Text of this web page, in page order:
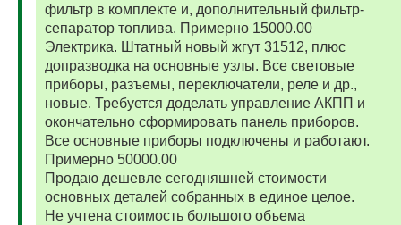
фильтр в комплекте и, дополнительный фильтр-
сепаратор топлива. Примерно 15000.00
Электрика. Штатный новый жгут 31512, плюс
допразводка на основные узлы. Все световые
приборы, разъемы, переключатели, реле и др.,
новые. Требуется доделать управление АКПП и
окончательно сформировать панель приборов.
Все основные приборы подключены и работают.
Примерно 50000.00
Продаю дешевле сегодняшней стоимости
основных деталей собранных в единое целое.
Не учтена стоимость большого объема